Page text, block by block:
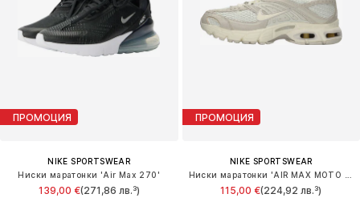
ПРОМОЦИЯ
NIKE SPORTSWEAR
Ниски маратонки 'Air Max 270'
139,00 €(271,86 лв.³)
ПРОМОЦИЯ
NIKE SPORTSWEAR
115,00 €(224,92 лв.³)